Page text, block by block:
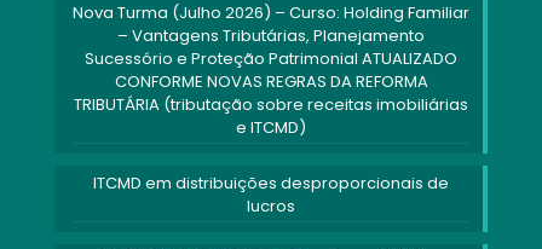
Nova Turma (Julho 2026) – Curso: Holding Familiar
– Vantagens Tributárias, Planejamento
Sucessório e Proteção Patrimonial ATUALIZADO
CONFORME NOVAS REGRAS DA REFORMA
TRIBUTÁRIA (tributação sobre receitas imobiliárias
e ITCMD)
ITCMD em distribuições desproporcionais de
lucros